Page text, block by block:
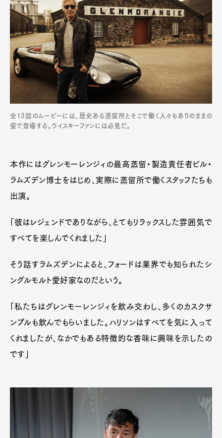
全13話のムービーには、歴史ある蒸留所とそこで働く人々もありのままの
姿で登場する。ウイスキーファンには必見だ。
本作にはグレンモーレンジィの最高蒸留・製造責任者ビル・
ラムズデン博士をはじめ、実際に蒸留所で働くスタッフたちも
出演。
「彼はレジェンドでありながら、とてもリラックスした雰囲気で
すべてを楽しんでくれました」
そう話すラムズデンによると、フォードは業界でも知られたシ
ングルモルト愛好家なのだという。
「私たちはグレンモーレンジィを飲み交わし、多くのカスクサ
ンプルも飲んでもらいました。ハリソンはすべてを気に入って
くれましたが、なかでもある特徴的な香味に興味を示したの
です」